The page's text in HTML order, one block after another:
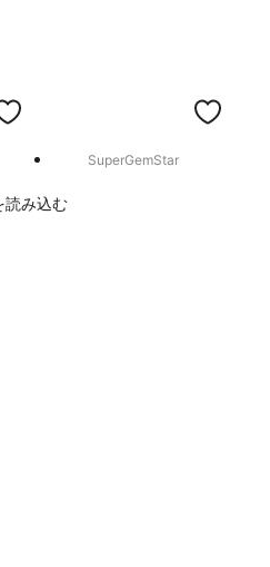
SuperGemStar
読み込む